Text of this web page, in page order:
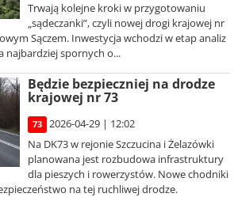
Trwają kolejne kroki w przygotowaniu
„sądeczanki”, czyli nowej drogi krajowej nr
Sączem. Inwestycja wchodzi w etap analiz
najbardziej spornych o...
Będzie bezpieczniej na drodze
krajowej nr 73
73
2026-04-29 | 12:02
Na DK73 w rejonie Szczucina i Żelazówki
planowana jest rozbudowa infrastruktury
dla pieszych i rowerzystów. Nowe chodniki
na tej ruchliwej drodze.